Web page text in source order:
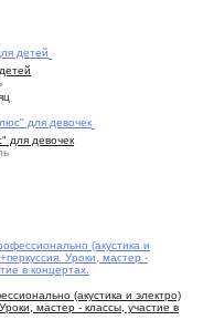
для девочек
(акустика и электро)
мастер - классы, участие в